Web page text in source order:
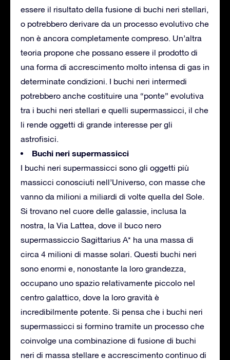
essere il risultato della fusione di buchi neri stellari,
o potrebbero derivare da un processo evolutivo che
non è ancora completamente compreso. Un’altra
teoria propone che possano essere il prodotto di
una forma di accrescimento molto intensa di gas in
determinate condizioni. I buchi neri intermedi
potrebbero anche costituire una “ponte” evolutiva
tra i buchi neri stellari e quelli supermassicci, il che
li rende oggetti di grande interesse per gli
astrofisici.
Buchi neri supermassicci
I buchi neri supermassicci sono gli oggetti più
massicci conosciuti nell’Universo, con masse che
vanno da milioni a miliardi di volte quella del Sole.
Si trovano nel cuore delle galassie, inclusa la
nostra, la Via Lattea, dove il buco nero
supermassiccio Sagittarius A* ha una massa di
circa 4 milioni di masse solari. Questi buchi neri
sono enormi e, nonostante la loro grandezza,
occupano uno spazio relativamente piccolo nel
centro galattico, dove la loro gravità è
incredibilmente potente. Si pensa che i buchi neri
supermassicci si formino tramite un processo che
coinvolge una combinazione di fusione di buchi
neri di massa stellare e accrescimento continuo di